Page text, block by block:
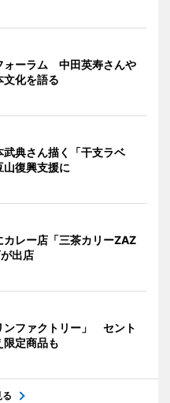
ォーラム 中田英寿さんや
文化を語る
典さん描く「干支ラベ
復興支援に
カレー店「三茶カリーZAZ
出店
ンファクトリー」 セント
限定商品も
る